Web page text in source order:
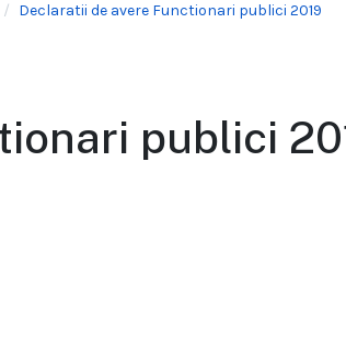
Declaratii de avere Functionari publici 2019
publici